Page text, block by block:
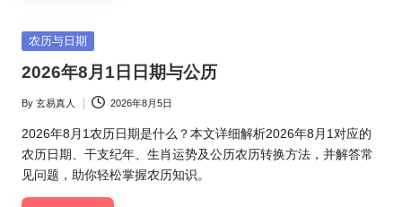
Posted
农历与日期
2026年8月1日日期与公历
Posted
by
By 玄易真人 2026年8月5日
2026年8月1农历日期是什么？本文详细解析2026年8月1对应的
农历日期、干支纪年、生肖运势及公历农历转换方法，并解答常
见问题，助你轻松掌握农历知识。